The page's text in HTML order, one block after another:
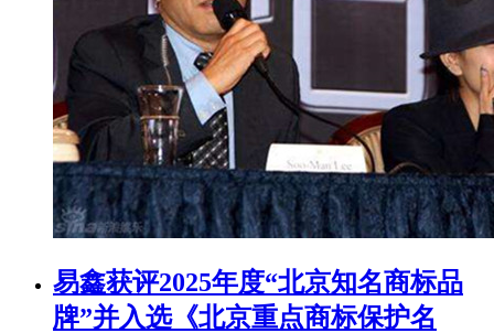
易鑫获评2025年度“北京知名商标品
牌”并入选《北京重点商标保护名